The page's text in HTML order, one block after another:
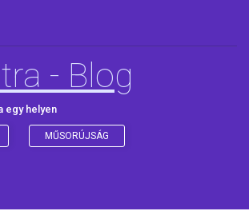
- Blog
egy helyen
MŰSORÚJSÁG